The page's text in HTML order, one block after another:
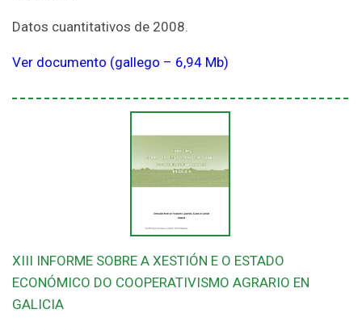
Datos cuantitativos de 2008.
Ver documento (gallego – 6,94 Mb)
XIII INFORME SOBRE A XESTIÓN E O ESTADO
ECONÓMICO DO COOPERATIVISMO AGRARIO EN
GALICIA